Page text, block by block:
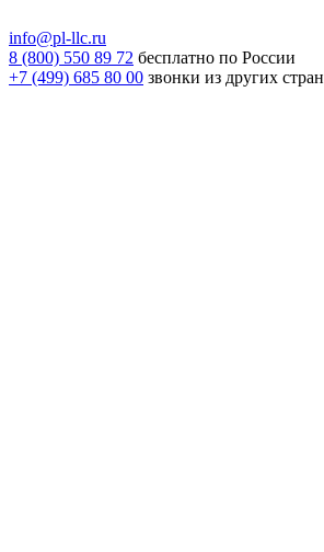
info@pl-llc.ru
8 (800) 550 89 72 бесплатно по России
+7 (499) 685 80 00 звонки из других стран